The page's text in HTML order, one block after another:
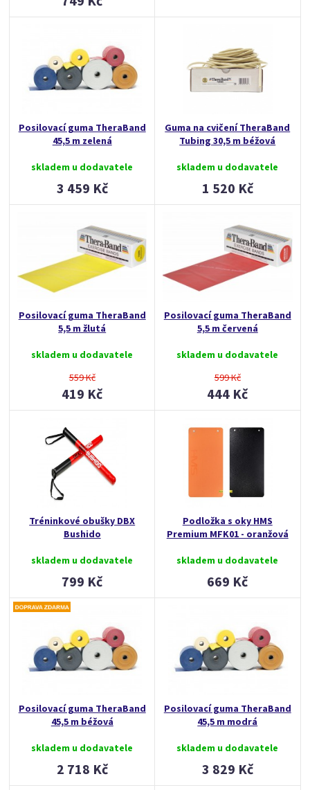
Posilovací guma TheraBand
45,5 m zelená
skladem u dodavatele
3 459 Kč
Guma na cvičení TheraBand
Tubing 30,5 m béžová
skladem u dodavatele
1 520 Kč
Posilovací guma TheraBand
5,5 m žlutá
skladem u dodavatele
559 Kč
419 Kč
Posilovací guma TheraBand
5,5 m červená
skladem u dodavatele
599 Kč
444 Kč
Tréninkové obušky DBX
Bushido
skladem u dodavatele
799 Kč
Podložka s oky HMS
Premium MFK01 - oranžová
skladem u dodavatele
669 Kč
Posilovací guma TheraBand
45,5 m béžová
skladem u dodavatele
2 718 Kč
Posilovací guma TheraBand
45,5 m modrá
skladem u dodavatele
3 829 Kč